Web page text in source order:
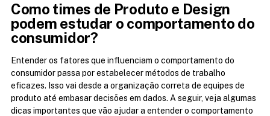
Como times de Produto e Design
podem estudar o comportamento do
consumidor?
Entender os fatores que influenciam o comportamento do
consumidor passa por estabelecer métodos de trabalho
eficazes. Isso vai desde a organização correta de equipes de
produto até embasar decisões em dados. A seguir, veja algumas
dicas importantes que vão ajudar a entender o comportamento